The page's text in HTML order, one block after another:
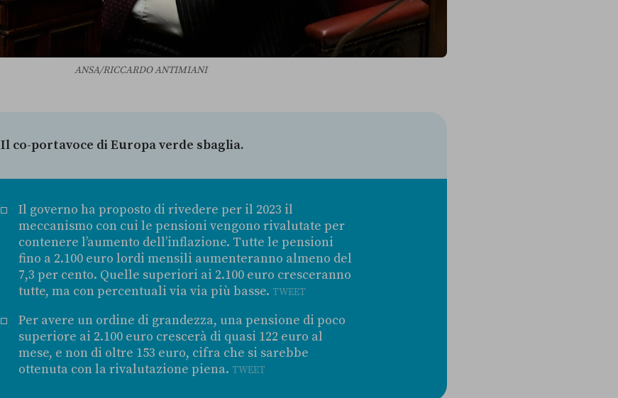
ANSA/RICCARDO ANTIMIANI
Il co-portavoce di Europa verde sbaglia.
Il governo ha proposto di rivedere per il 2023 il
meccanismo con cui le pensioni vengono rivalutate per
contenere l’aumento dell’inflazione. Tutte le pensioni
fino a 2.100 euro lordi mensili aumenteranno almeno del
7,3 per cento. Quelle superiori ai 2.100 euro cresceranno
tutte, ma con percentuali via via più basse. TWEET
Per avere un ordine di grandezza, una pensione di poco
superiore ai 2.100 euro crescerà di quasi 122 euro al
mese, e non di oltre 153 euro, cifra che si sarebbe
ottenuta con la rivalutazione piena. TWEET